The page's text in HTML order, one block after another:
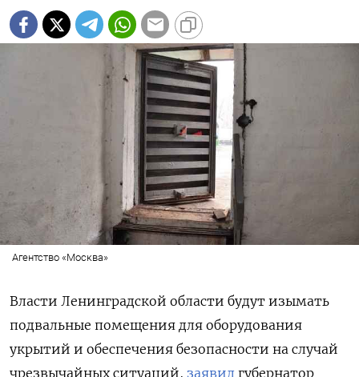
Агентство «Москва»
Власти Ленинградской области будут изымать
подвальные помещения для оборудования
укрытий и обеспечения безопасности на случай
чрезвычайных ситуаций, заявил губернатор